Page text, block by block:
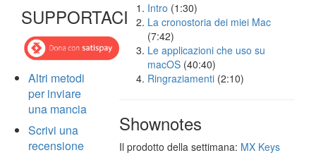
SUPPORTACI
Altri metodi
per inviare
una mancia
Scrivi una
recensione
Intro (1:30)
La cronostoria dei miei Mac
(7:42)
Le applicazioni che uso su
macOS (40:40)
Ringraziamenti (2:10)
Shownotes
Il prodotto della settimana: MX Keys